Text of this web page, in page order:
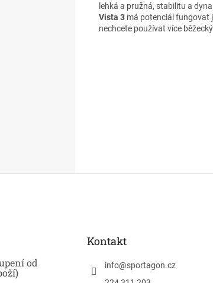
lehká a pružná, stabilitu a
Vista 3 má potenciál fungovat
nechcete používat více
od
Kontakt
info@sportagon.cz